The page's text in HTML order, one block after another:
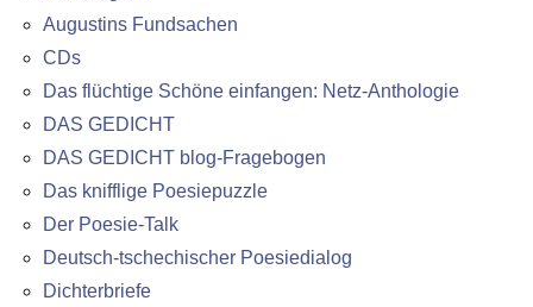
Augustins Fundsachen
CDs
Das flüchtige Schöne einfangen: Netz-Anthologie
DAS GEDICHT
DAS GEDICHT blog-Fragebogen
Das knifflige Poesiepuzzle
Der Poesie-Talk
Deutsch-tschechischer Poesiedialog
Dichterbriefe